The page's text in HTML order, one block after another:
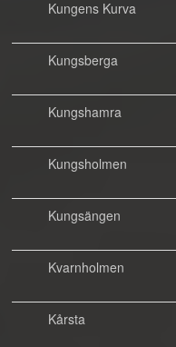
Kungens Kurva
Kungsberga
Kungshamra
Kungsholmen
Kungsängen
Kvarnholmen
Kårsta